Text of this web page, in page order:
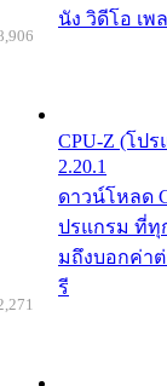
นัง วิดีโอ เพ
CPU-Z (โป
2.20.1
ดาวน์โหลด
ปรแกรม ที่ทุ
มถึงบอกค่าต่
รี